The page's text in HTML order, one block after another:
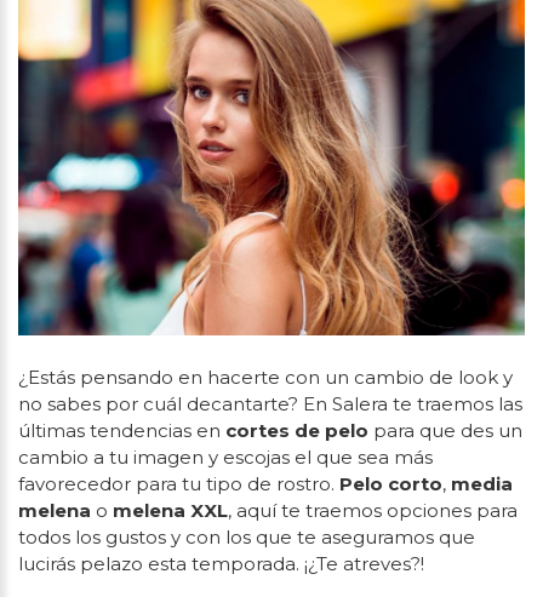
¿Estás pensando en hacerte con un cambio de look y
no sabes por cuál decantarte? En Salera te traemos las
últimas tendencias en cortes de pelo para que des un
cambio a tu imagen y escojas el que sea más
favorecedor para tu tipo de rostro. Pelo corto, media
melena o melena XXL, aquí te traemos opciones para
todos los gustos y con los que te aseguramos que
lucirás pelazo esta temporada. ¡¿Te atreves?!